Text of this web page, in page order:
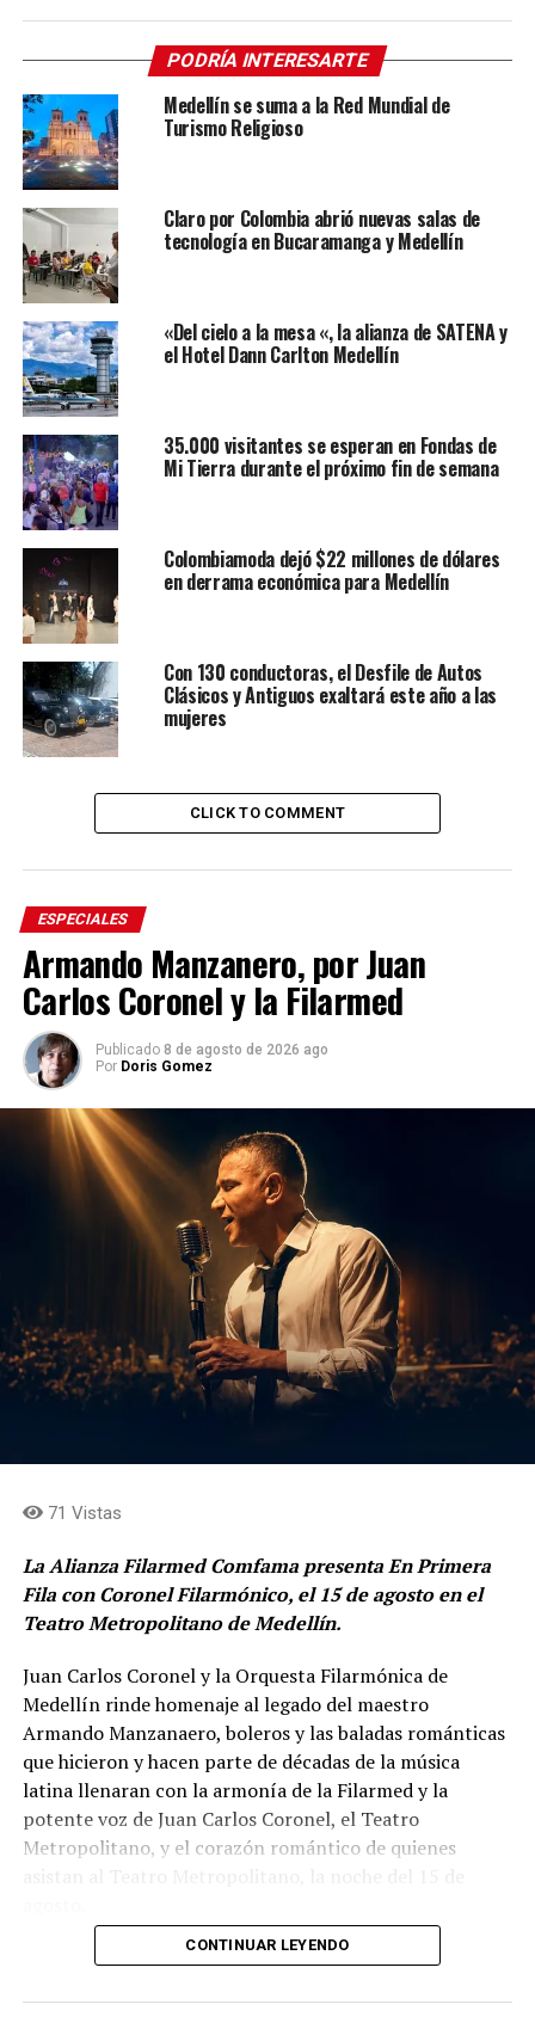
PODRÍA INTERESARTE
Medellín se suma a la Red Mundial de
Turismo Religioso
Claro por Colombia abrió nuevas salas de
tecnología en Bucaramanga y Medellín
«Del cielo a la mesa «, la alianza de SATENA y
el Hotel Dann Carlton Medellín
35.000 visitantes se esperan en Fondas de
Mi Tierra durante el próximo fin de semana
Colombiamoda dejó $22 millones de dólares
en derrama económica para Medellín
Con 130 conductoras, el Desfile de Autos
Clásicos y Antiguos exaltará este año a las
mujeres
CLICK TO COMMENT
ESPECIALES
Armando Manzanero, por Juan
Carlos Coronel y la Filarmed
Publicado 8 de agosto de 2026 ago
Por Doris Gomez
71 Vistas
La Alianza Filarmed Comfama presenta En Primera
Fila con Coronel Filarmónico, el 15 de agosto en el
Teatro Metropolitano de Medellín.
Juan Carlos Coronel y la Orquesta Filarmónica de
Medellín rinde homenaje al legado del maestro
Armando Manzanaero, boleros y las baladas románticas
que hicieron y hacen parte de décadas de la música
latina llenaran con la armonía de la Filarmed y la
potente voz de Juan Carlos Coronel, el Teatro
Metropolitano, y el corazón romántico de quienes
Cancones como Esta tarde Vi Llover, Contigo Aprendí,
CONTINUAR LEYENDO